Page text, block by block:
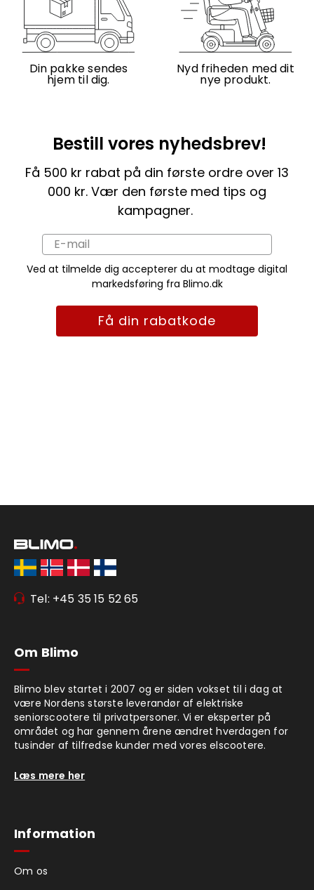
Din pakke sendes
hjem til dig.
Nyd friheden med dit
nye produkt.
Bestill vores nyhedsbrev!
Få 500 kr rabat på din første ordre over 13
000 kr. Vær den første med tips og
kampagner.
Ved at tilmelde dig accepterer du at modtage digital
markedsføring fra Blimo.dk
Få din rabatkode
Tel: +45 35 15 52 65
Om Blimo
Blimo blev startet i 2007 og er siden vokset til i dag at
være Nordens største leverandør af elektriske
seniorscootere til privatpersoner. Vi er eksperter på
området og har gennem årene ændret hverdagen for
tusinder af tilfredse kunder med vores elscootere.
Læs mere her
Information
Om os